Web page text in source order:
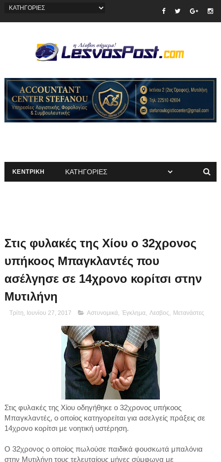
ΚΕΝΤΡΙΚΗ
Στις φυλακές της Χίου ο 32χρονος
υπήκοος Μπαγκλαντές που
ασέλγησε σε 14χρονο κορίτσι στην
Μυτιλήνη
Τρίτη, Ιουνίου 27, 2017 Αστυνομικά, Έγκλημα, Λεσβος Μετανάστες
Στις φυλακές της Χίου οδηγήθηκε ο 32χρονος υπήκοος
Μπαγκλαντές, ο οποίος κατηγορείται για ασελγείς πράξεις σε
14χρονο κορίτσι με νοητική υστέρηση.
Ο 32χρονος ο οποίος πωλούσε παιδικά φουσκωτά μπαλόνια
στην Μυτιλήνη τους τελευταίους μήνες σύμφωνα με